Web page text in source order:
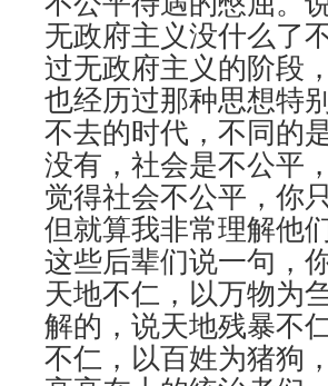
无政府主义没什么了
过无政府主义的阶段
也经历过那种思想特
不去的时代，不同的
没有，社会是不公平
觉得社会不公平，你
但就算我非常理解他
这些后辈们说一句，
天地不仁，以万物为
解的，说天地残暴不
不仁，以百姓为猪狗